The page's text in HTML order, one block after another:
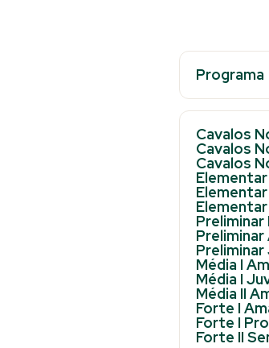
Programa
Cavalos
Cavalos
Cavalos
Preliminar
Preliminar
Média I
Média I
Média II
Forte I
Forte I
Forte II